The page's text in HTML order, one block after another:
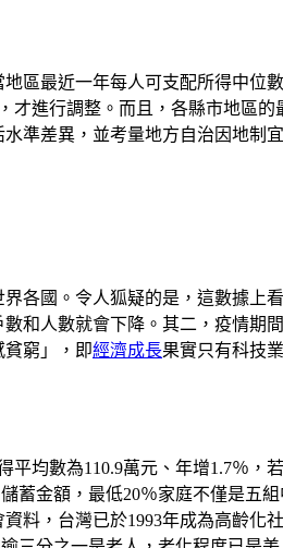
區最近一年每人可支配所得中位
進行調整。而且，各縣市地區
準差異，並考量地方自治因地制
各國。令人狐疑的是，這數據上
和人數就會下降。其二，疫情期
窮」，即經濟成長果實只有科技
均數為110.9萬元、年增1.7％，
金額，最低20％家庭不僅是五組
料，台灣已於1993年成為高齡化